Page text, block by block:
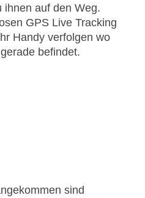
ihnen auf den Weg.
GPS Live Tracking
Handy verfolgen wo
befindet.
sind